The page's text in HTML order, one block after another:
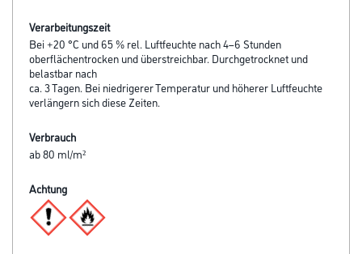
Verarbeitungszeit
Bei +20 °C und 65 % rel. Luftfeuchte nach 4–6 Stunden
oberflächentrocken und überstreichbar. Durchgetrocknet und
belastbar nach
ca. 3 Tagen. Bei niedrigerer Temperatur und höherer Luftfeuchte
verlängern sich diese Zeiten.
Verbrauch
ab 80 ml/m²
Achtung